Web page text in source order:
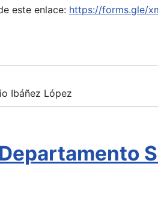
este enlace: https://forms.gle/
Ibáñez López